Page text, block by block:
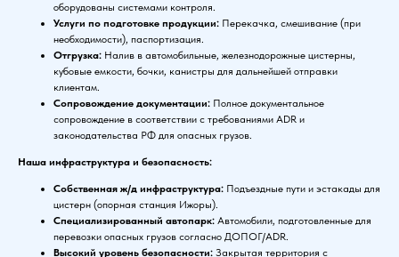
оборудованы системами контроля.
Услуги по подготовке продукции: Перекачка, смешивание (при
необходимости), паспортизация.
Отгрузка: Налив в автомобильные, железнодорожные цистерны,
кубовые емкости, бочки, канистры для дальнейшей отправки
клиентам.
Сопровождение документации: Полное документальное
сопровождение в соответствии с требованиями ADR и
законодательства РФ для опасных грузов.
Наша инфраструктура и безопасность:
Собственная ж/д инфраструктура: Подъездные пути и эстакады для
цистерн (опорная станция Ижоры).
Специализированный автопарк: Автомобили, подготовленные для
перевозки опасных грузов согласно ДОПОГ/ADR.
Высокий уровень безопасности: Закрытая территория с